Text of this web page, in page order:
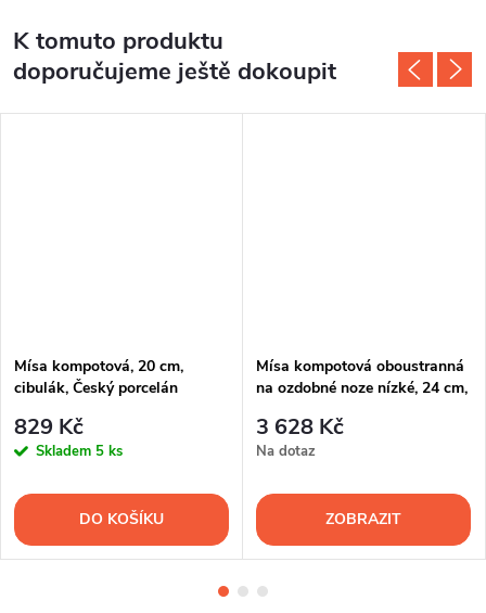
K tomuto produktu
doporučujeme ještě dokoupit
Mísa kompotová, 20 cm,
cibulák, Český porcelán
829 Kč
Skladem 5 ks
DO KOŠÍKU
Mísa kompotová oboustranná
na ozdobné noze nízké, 24 cm,
3 628 Kč
Na dotaz
ZOBRAZIT